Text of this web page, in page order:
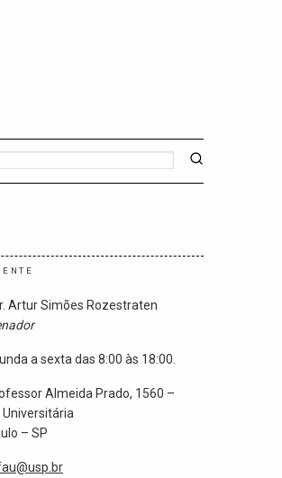
Artur Simões Rozestraten
a sexta das 8:00 às 18:00.
Almeida Prado, 1560 –
Universitária
– SP